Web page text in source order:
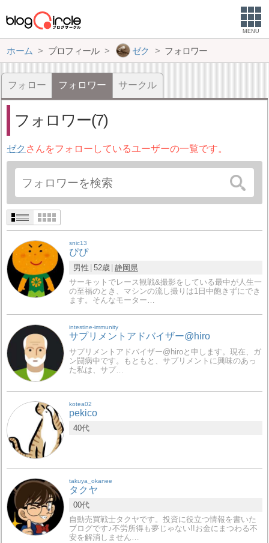
MENU
ホーム プロフィール ゼク フォロワー
フォロー フォロワー サークル
フォロワー(7)
ゼク さんをフォローしているユーザーの一覧です。
snic13
ぴぴ
男性 52歳 静岡県
サーキットでレース観戦&撮影をしている最中が人生一
の至福のとき、マシンの流し撮りは1日中飽きずにでき
ます。そんなモーター…
intestine-immunity
サプリメントアドバイザー@hiro
サプリメントアドバイザー@hiroと申します。現在、ガ
ン闘病中です。もともと、サプリメントに興味のあっ
た私は、サプ…
kotea02
pekico
40代
takuya_okanee
タクヤ
00代
自動売買戦士タクヤです。投資に役立つ情報を書いた
ブログです♪不労所得も夢じゃない!!お金にまつわる不
安を解消しません…